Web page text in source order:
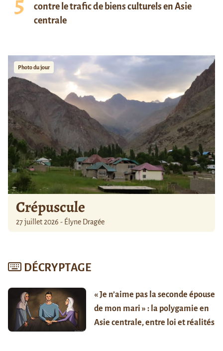
contre le trafic de biens culturels en Asie
centrale
Photo du jour
Crépuscule
27 juillet 2026 - Élyne Dragée
DÉCRYPTAGE
« Je n’aime pas la seconde épouse
de mon mari » : la polygamie en
Asie centrale, entre loi et réalités